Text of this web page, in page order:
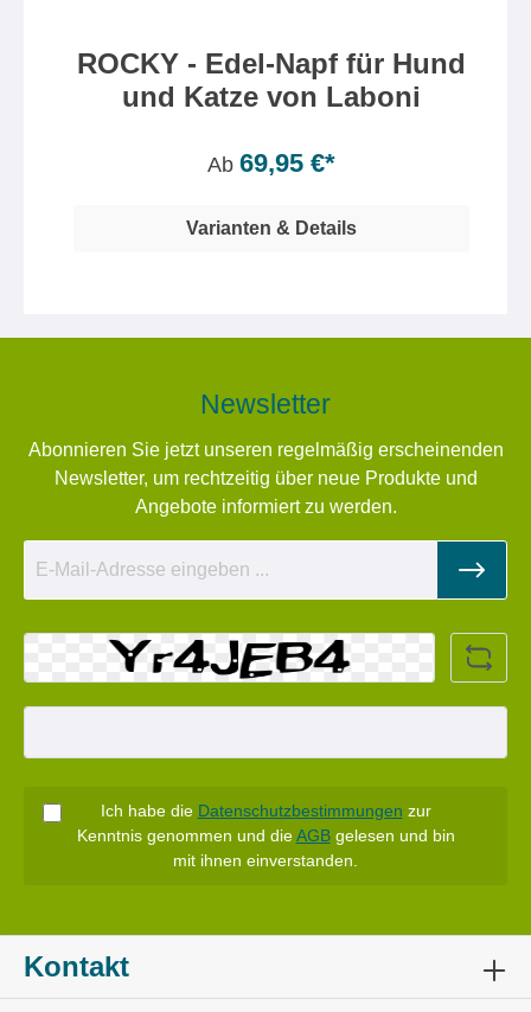
ROCKY - Edel-Napf für Hund
und Katze von Laboni
Ab 69,95 €*
Varianten & Details
Newsletter
Abonnieren Sie jetzt unseren regelmäßig erscheinenden
Newsletter, um rechtzeitig über neue Produkte und
Angebote informiert zu werden.
Ich habe die Datenschutzbestimmungen zur
Kenntnis genommen und dieAGBgelesen und bin
mit ihnen einverstanden.
Kontakt